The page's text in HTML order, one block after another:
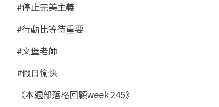
#停止完美主義
#行動比等待重要
#文堡老師
#假日愉快
《本週部落格回顧week 245》